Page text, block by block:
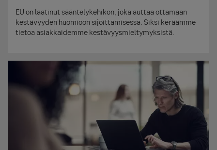
EU on laatinut sääntelykehikon, joka auttaa ottamaan
kestävyyden huomioon sijoittamisessa. Siksi keräämme
tietoa asiakkaidemme kestävyysmieltymyksistä.